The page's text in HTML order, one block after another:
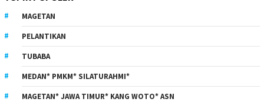
MAGETAN
PELANTIKAN
TUBABA
MEDAN* PMKM* SILATURAHMI*
MAGETAN* JAWA TIMUR* KANG WOTO* ASN